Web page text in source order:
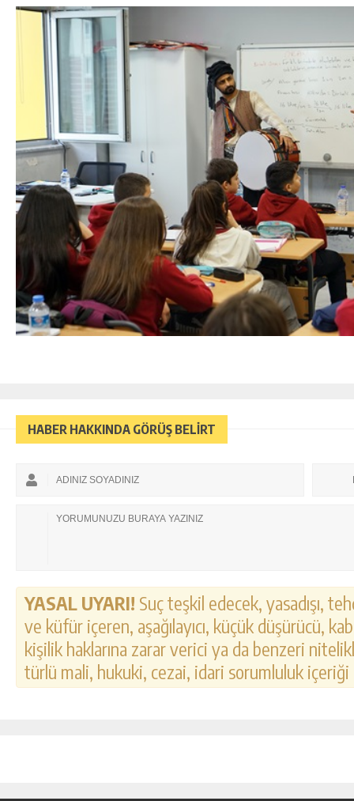
HABER HAKKINDA GÖRÜŞ BELİRT
YASAL UYARI! Suç teşkil edecek, yasadışı,
ve küfür içeren, aşağılayıcı, küçük düşürücü,
kişilik haklarına zarar verici ya da benzeri
türlü mali, hukuki, cezai, idari sorumluluk